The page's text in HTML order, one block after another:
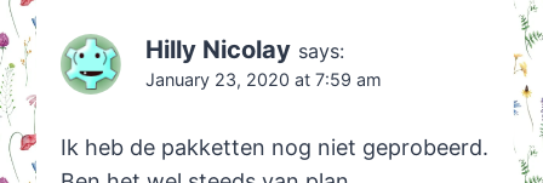
Hilly Nicolay says:
January 23, 2020 at 7:59 am
Ik heb de pakketten nog niet geprobeerd.